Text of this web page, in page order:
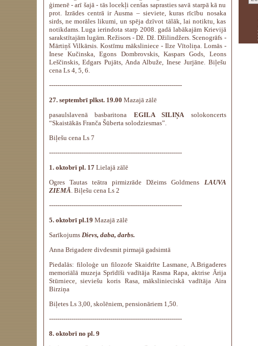
ģimenē - arī šajā - tās locekļi cenšas saprasties savā starpā kā nu
prot. Izrādes centrā ir Ausma – sieviete, kuras rīcību nosaka
sirds, ne morāles likumi, un spēja dzīvot tālāk, lai notiktu, kas
notikdams. Luga ierindota starp 2008. gadā labākajām Krievijā
sarakstītajām lugām. Režisors - Dž. Dž. Džilindžers. Scenogrāfs -
Mārtiņš Vilkārsis. Kostīmu māksliniece - Ilze Vītoliņa. Lomās -
Inese Kučinska, Egons Dombrovskis, Kaspars Gods, Leons
Leščinskis, Edgars Pujāts, Anda Albuže, Inese Jurjāne. Biļešu
cena Ls 4, 5, 6.
-----------------------------------------------------------------
27. septembrī plkst. 19.00 Mazajā zālē
pasaulslavenā basbaritona EGILA SILIŅAsolokoncerts
“Skaistākās Franča Šūberta solodziesmas”.
Biļešu cena Ls 7
-----------------------------------------------------------------
1. oktobrī pl. 17Lielajā zālē
Ogres Tautas teātra pirmizrāde Džeims Goldmens LAUVA
ZIEMĀ. Biļešu cena Ls 2
-----------------------------------------------------------------
5. oktobrī pl.19 Mazajā zālē
Sarīkojums Dievs, daba, darbs.
Anna Brigadere divdesmit pirmajā gadsimtā
Piedalās: filoloģe un filozofe Skaidrīte Lasmane, A.Brigaderes
memoriālā muzeja Sprīdīši vadītāja Rasma Rapa, aktrise Ārija
Stūrniece, sieviešu koris Rasa, mākslinieciskā vadītāja Aira
Birziņa
Biļetes Ls 3,00, skolēniem, pensionāriem 1,50.
-----------------------------------------------------------------
8. oktobrī no pl. 9